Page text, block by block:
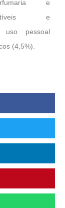
e
e
uso pessoal
(4,5%).